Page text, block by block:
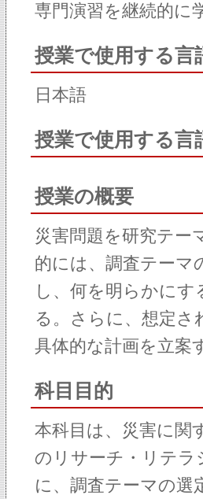
専門演習を継続的に
授業で使用する言
日本語
授業で使用する言
授業の概要
災害問題を研究テー
的には、調査テーマ
し、何を明らかに
る。さらに、想定さ
具体的な計画を立案
科目目的
本科目は、災害に関
のリサーチ・リテ
に、調査テーマの選